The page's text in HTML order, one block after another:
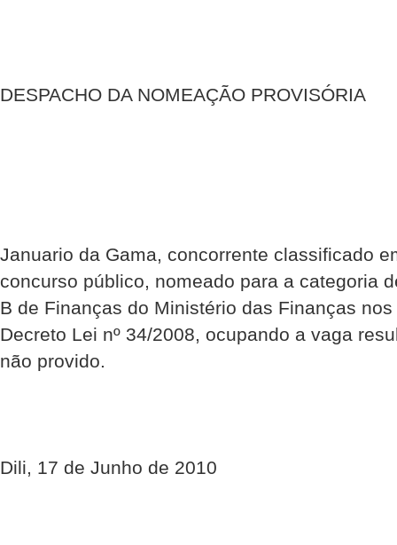
DESPACHO DA NOMEAÇÃO PROVISÓRIA
Januario da Gama, concorrente classificado
concurso público, nomeado para a categoria
B de Finanças do Ministério das Finanças
Decreto Lei nº 34/2008, ocupando a vaga
não provido.
Dili, 17 de Junho de 2010